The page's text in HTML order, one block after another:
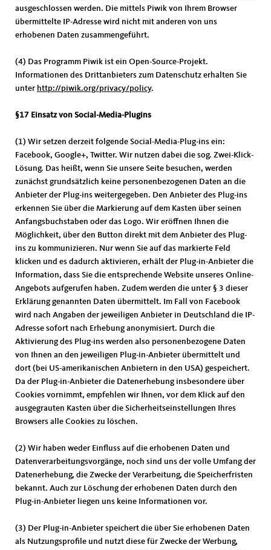
ausgeschlossen werden. Die mittels Piwik von Ihrem Browser
übermittelte IP-Adresse wird nicht mit anderen von uns
erhobenen Daten zusammengeführt.
(4) Das Programm Piwik ist ein Open-Source-Projekt.
Informationen des Drittanbieters zum Datenschutz erhalten Sie
unter http://piwik.org/privacy/policy.
§17 Einsatz von Social-Media-Plugins
(1) Wir setzen derzeit folgende Social-Media-Plug-ins ein:
Facebook, Google+, Twitter. Wir nutzen dabei die sog. Zwei-Klick-
Lösung. Das heißt, wenn Sie unsere Seite besuchen, werden
zunächst grundsätzlich keine personenbezogenen Daten an die
Anbieter der Plug-ins weitergegeben. Den Anbieter des Plug-ins
erkennen Sie über die Markierung auf dem Kasten über seinen
Anfangsbuchstaben oder das Logo. Wir eröffnen Ihnen die
Möglichkeit, über den Button direkt mit dem Anbieter des Plug-
ins zu kommunizieren. Nur wenn Sie auf das markierte Feld
klicken und es dadurch aktivieren, erhält der Plug-in-Anbieter die
Information, dass Sie die entsprechende Website unseres Online-
Angebots aufgerufen haben. Zudem werden die unter § 3 dieser
Erklärung genannten Daten übermittelt. Im Fall von Facebook
wird nach Angaben der jeweiligen Anbieter in Deutschland die IP-
Adresse sofort nach Erhebung anonymisiert. Durch die
Aktivierung des Plug-ins werden also personenbezogene Daten
von Ihnen an den jeweiligen Plug-in-Anbieter übermittelt und
dort (bei US-amerikanischen Anbietern in den USA) gespeichert.
Da der Plug-in-Anbieter die Datenerhebung insbesondere über
Cookies vornimmt, empfehlen wir Ihnen, vor dem Klick auf den
ausgegrauten Kasten über die Sicherheitseinstellungen Ihres
Browsers alle Cookies zu löschen.
(2) Wir haben weder Einfluss auf die erhobenen Daten und
Datenverarbeitungsvorgänge, noch sind uns der volle Umfang der
Datenerhebung, die Zwecke der Verarbeitung, die Speicherfristen
bekannt. Auch zur Löschung der erhobenen Daten durch den
Plug-in-Anbieter liegen uns keine Informationen vor.
(3) Der Plug-in-Anbieter speichert die über Sie erhobenen Daten
als Nutzungsprofile und nutzt diese für Zwecke der Werbung,